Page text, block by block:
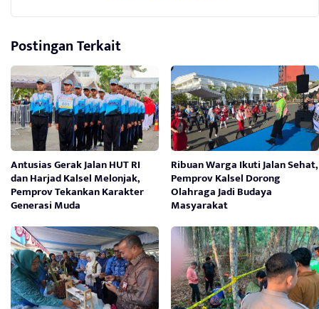
Postingan Terkait
Antusias Gerak Jalan HUT RI
dan Harjad Kalsel Melonjak,
Pemprov Tekankan Karakter
Generasi Muda
Ribuan Warga Ikuti Jalan Sehat,
Pemprov Kalsel Dorong
Olahraga Jadi Budaya
Masyarakat